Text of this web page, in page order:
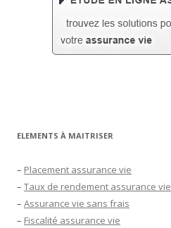
ELEMENTS À MAITRISER
– Placement assurance vie
– Taux de rendement assurance vie
– Assurance vie sans frais
– Fiscalité assurance vie